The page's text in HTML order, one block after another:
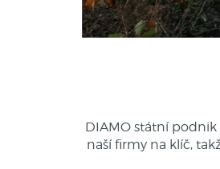
DIAMO státní podnik
naší firmy na klíč,